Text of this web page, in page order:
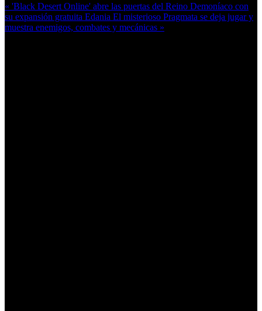
« 'Black Desert Online' abre las puertas del Reino Demoníaco con
su expansión gratuita Edania El misterioso Pragmata se deja jugar y
muestra enemigos, combates y mecánicas »